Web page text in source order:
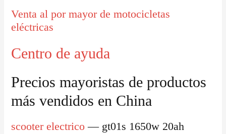
Venta al por mayor de motocicletas
eléctricas
Centro de ayuda
Precios mayoristas de productos
más vendidos en China
scooter electrico — gt01s 1650w 20ah